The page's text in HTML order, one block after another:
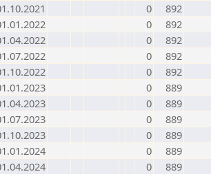
0
892
0
892
0
892
0
892
0
892
0
889
0
889
0
889
0
889
0
889
0
889